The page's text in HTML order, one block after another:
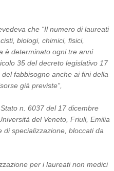
che “Il numero di laureati
biologi, chimici, fisici,
è determinato ogni tre anni
35 del decreto legislativo 17
fabbisogno anche ai fini della
già previste”,
n. 6037 del 17 dicembre
del Veneto, Friuli, Emilia
specializzazione, bloccati da
per i laureati non medici